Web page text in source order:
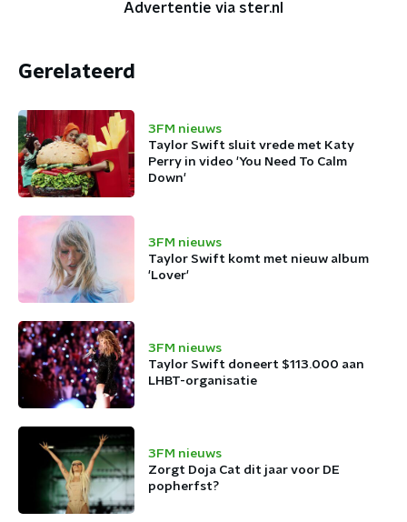
Advertentie via ster.nl
Gerelateerd
3FM nieuws
Taylor Swift sluit vrede met Katy
Perry in video 'You Need To Calm
Down'
3FM nieuws
Taylor Swift komt met nieuw album
'Lover'
3FM nieuws
Taylor Swift doneert $113.000 aan
LHBT-organisatie
3FM nieuws
Zorgt Doja Cat dit jaar voor DE
popherfst?